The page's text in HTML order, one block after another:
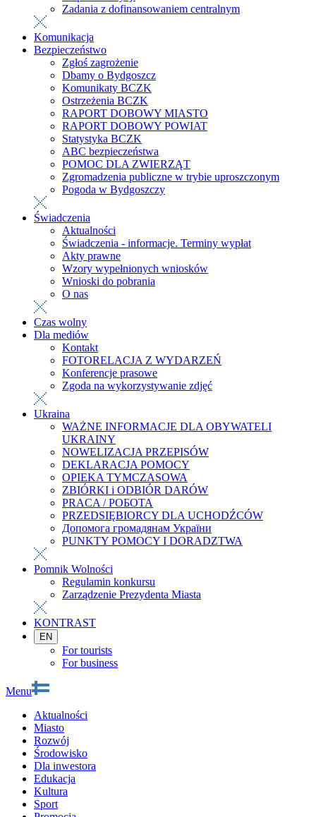
Zadania z dofinansowaniem centralnym
Komunikacja
Bezpieczeństwo
Zgłoś zagrożenie
Dbamy o Bydgoszcz
Komunikaty BCZK
Ostrzeżenia BCZK
RAPORT DOBOWY MIASTO
RAPORT DOBOWY POWIAT
Statystyka BCZK
ABC bezpieczeństwa
POMOC DLA ZWIERZĄT
Zgromadzenia publiczne w trybie uproszczonym
Pogoda w Bydgoszczy
Świadczenia
Aktualności
Świadczenia - informacje. Terminy wypłat
Akty prawne
Wzory wypełnionych wniosków
Wnioski do pobrania
O nas
Czas wolny
Dla mediów
Kontakt
FOTORELACJA Z WYDARZEŃ
Konferencje prasowe
Zgoda na wykorzystywanie zdjęć
Ukraina
WAŻNE INFORMACJE DLA OBYWATELI
UKRAINY
NOWELIZACJA PRZEPISÓW
DEKLARACJA POMOCY
OPIEKA TYMCZASOWA
ZBIÓRKI i ODBIÓR DARÓW
PRACA / РОБОТА
PRZEDSIĘBIORCY DLA UCHODŹCÓW
Допомога громадянам України
PUNKTY POMOCY I DORADZTWA
Pomnik Wolności
Regulamin konkursu
Zarządzenie Prezydenta Miasta
KONTRAST
EN
For tourists
For business
Menu
Aktualności
Miasto
Rozwój
Środowisko
Dla inwestora
Edukacja
Kultura
Sport